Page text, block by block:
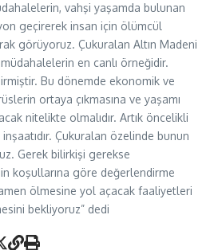
vahşi yaşamda bulunan
geçirerek insan için ölümcül
görüyoruz. Çukuralan Altın Madeni
en canlı örneğidir.
Bu dönemde ekonomik ve
ortaya çıkmasına ve yaşamı
nitelikte olmalıdır. Artık öncelikli
Çukuralan özelinde bunun
Gerek bilirkişi gerekse
koşullarına göre değerlendirme
ölmesine yol açacak faaliyetleri
bekliyoruz” dedi